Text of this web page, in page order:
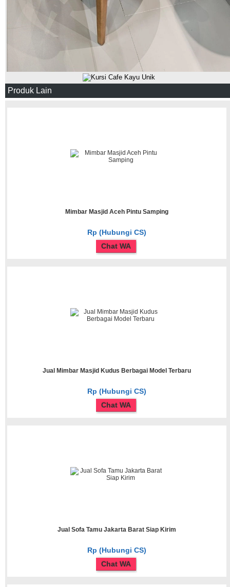
Produk Lain
Mimbar Masjid Aceh Pintu Samping
Rp (Hubungi CS)
Chat WA
Jual Mimbar Masjid Kudus Berbagai Model Terbaru
Rp (Hubungi CS)
Chat WA
Jual Sofa Tamu Jakarta Barat Siap Kirim
Rp (Hubungi CS)
Chat WA